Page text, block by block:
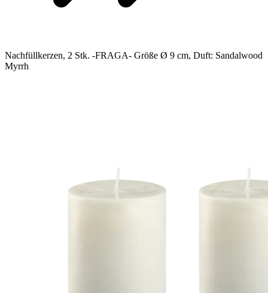
Nachfüllkerzen, 2 Stk. -FRAGA- Größe Ø 9 cm, Duft: Sandalwood
Myrrh